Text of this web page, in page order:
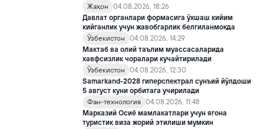
Жаҳон
04.08.2026, 18:26
Давлат органлари формасига ўхшаш кийим
кийганлик учун жавобгарлик белгиланмоқда
Ўзбекистон
04.08.2026, 14:29
Мактаб ва олий таълим муассасаларида
хавфсизлик чоралари кучайтирилади
Ўзбекистон
04.08.2026, 12:30
Samarkand-2028 гиперспектрал сунъий йўлдоши
5 август куни орбитага учирилади
Фан-технология 04.08.2026, 11:48
Марказий Осиё мамлакатлари учун ягона
туристик виза жорий этилиши мумкин